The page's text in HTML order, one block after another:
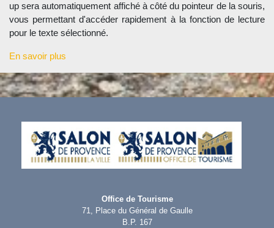
up sera automatiquement affiché à côté du pointeur de la souris,
vous permettant d'accéder rapidement à la fonction de lecture
pour le texte sélectionné.
En savoir plus
Office de Tourisme
71, Place du Général de Gaulle
B.P. 167